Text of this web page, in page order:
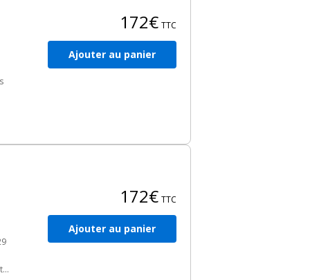
172€ TTC
Ajouter au panier
172€ TTC
Ajouter au panier